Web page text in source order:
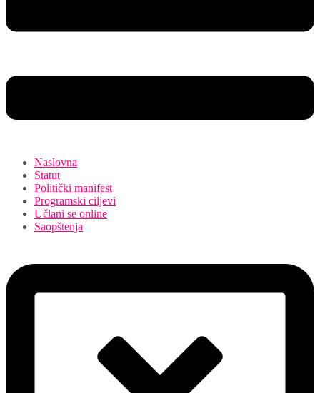
Naslovna
Statut
Politički manifest
Programski ciljevi
Učlani se online
Saopštenja